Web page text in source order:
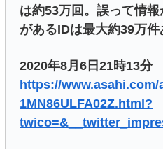
は約53万回。誤って情
があるIDは最大約39万件
2020年8月6日21時13分
https://
1MN86ULFA02Z.html?